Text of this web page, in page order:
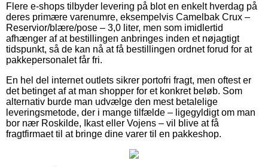
Flere e-shops tilbyder levering på blot en enkelt hverdag på
deres primære varenumre, eksempelvis Camelbak Crux –
Reservior/blære/pose – 3,0 liter, men som imidlertid
afhænger af at bestillingen anbringes inden et nøjagtigt
tidspunkt, så de kan nå at få bestillingen ordnet forud for at
pakkepersonalet får fri.
En hel del internet outlets sikrer portofri fragt, men oftest er
det betinget af at man shopper for et konkret beløb. Som
alternativ burde man udvælge den mest betalelige
leveringsmetode, der i mange tilfælde – ligegyldigt om man
bor nær Roskilde, Ikast eller Vojens – vil blive at få
fragtfirmaet til at bringe dine varer til en pakkeshop.